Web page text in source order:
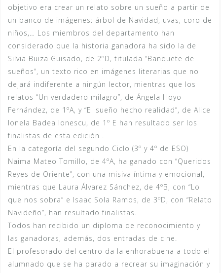
objetivo era crear un relato sobre un sueño a partir de
un banco de imágenes: árbol de Navidad, uvas, coro de
niños,… Los miembros del departamento han
considerado que la historia ganadora ha sido la de
Silvia Buiza Guisado, de 2ºD, titulada “Banquete de
sueños”, un texto rico en imágenes literarias que no
dejará indiferente a ningún lector, mientras que los
relatos “Un verdadero milagro”, de Ángela Hoyo
Fernández, de 1ºA, y “El sueño hecho realidad”, de Alice
Ionela Badea Ionescu, de 1º E han resultado ser los
finalistas de esta edición .
En la categoría del segundo Ciclo (3º y 4º de ESO)
Naima Mateo Tomillo, de 4ºA, ha ganado con “Queridos
Reyes de Oriente”, con una misiva íntima y emocional,
mientras que Laura Álvarez Sánchez, de 4ºB, con “Lo
que nos sobra” e Isaac Sola Ramos, de 3ºD, con “Relato
Navideño”, han resultado finalistas.
Todos han recibido un diploma de reconocimiento y
las ganadoras, además, dos entradas de cine.
El profesorado del centro da la enhorabuena a todo el
alumnado que se ha parado a recrear su imaginación y